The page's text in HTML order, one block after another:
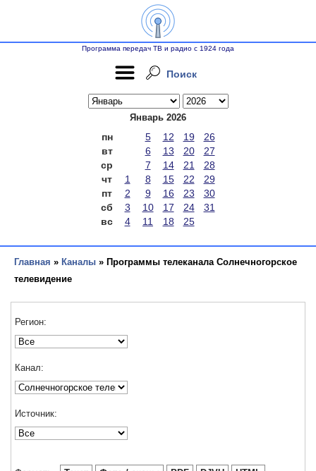
Программа передач ТВ и радио с 1924 года
Поиск
Январь 2026
пн 5 12 19
26
вт
6 13 20
27
ср
7 14 21
28
чт
1 8 15 22
29
пт
2 9 16 23
30
сб
3 10 17 24
31
вс
4 11 18 25
Главная » Каналы » Программы телеканала Солнечногорское
телевидение
Регион:
Канал:
Источник: